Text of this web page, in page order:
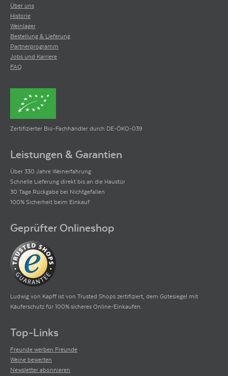
Über uns
Historie
Weinlager
Bestellung & Lieferung
Partnerprogramm
Jobs und Karriere
FAQ
Zertifizierter Bio-Fachhändler durch DE-ÖKO-039
Leistungen & Garantien
Über 330 Jahre Weinerfahrung
Schnelle Lieferung direkt bis an die Haustür
30 Tage Rückgabe bei Nichtgefallen
100% Sicherheit beim Einkauf
Geprüfter Onlineshop
Ludwig von Kapff ist von Trusted Shops zertifiziert, dem Gütesiegel mit
Käuferschutz für 100% sicheres Online-Einkaufen.
Top-Links
Freunde werben Freunde
Weine bewerten
Newsletter abonnieren